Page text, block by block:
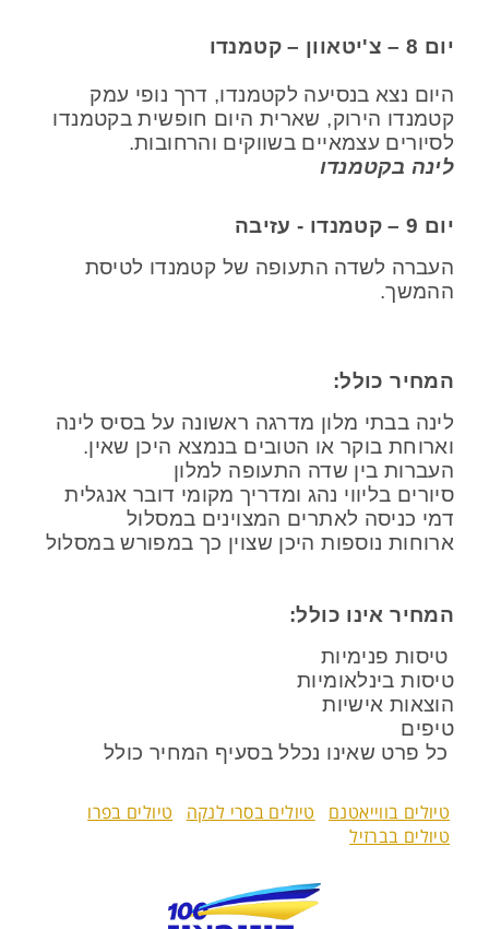
יום 8 – צ'יטאוון – קטמנדו
היום נצא בנסיעה לקטמנדו, דרך נופי עמק
קטמנדו הירוק, שארית היום חופשית בקטמנדו
לסיורים עצמאיים בשווקים והרחובות.
לינה בקטמנדו
יום 9 – קטמנדו - עזיבה
העברה לשדה התעופה של קטמנדו לטיסת
ההמשך.
המחיר כולל:
לינה בבתי מלון מדרגה ראשונה על בסיס לינה
וארוחת בוקר או הטובים בנמצא היכן שאין.
העברות בין שדה התעופה למלון
סיורים בליווי נהג ומדריך מקומי דובר אנגלית
דמי כניסה לאתרים המצוינים במסלול
ארוחות נוספות היכן שצוין כך במפורש במסלול
המחיר אינו כולל:
טיסות פנימיות
טיסות בינלאומיות
הוצאות אישיות
טיפים
כל פרט שאינו נכלל בסעיף המחיר כולל
טיולים בווייאטנם טיולים בסרי לנקה
טיולים בפרו
טיולים בברזיל